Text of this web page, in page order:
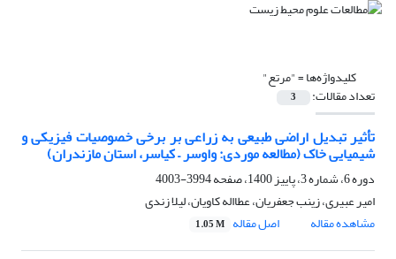
کلیدواژه‌ها ="مرتع"
تعداد مقالات: 3
تأثیر تبدیل اراضی طبیعی به زراعی بر برخی خصوصیات فیزیکی و
شیمیایی خاک (مطالعه موردی: واوسر – کیاسر، استان مازندران)
دوره 6، شماره 3، پاییز 1400، صفحه
3994-4003
امیر عبیری، زینب جعفریان، عطااله کاویان، لیلا زندی
مشاهده مقاله
اصل مقاله 1.05 M